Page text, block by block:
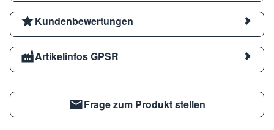
Kundenbewertungen
Artikelinfos GPSR
Frage zum Produkt stellen